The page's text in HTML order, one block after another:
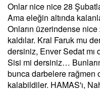
Onlar nice nice 28
Ama eleğin altında
Onların üzerindense
kaldılar. Kral Faruk mu
dersiniz, Enver Sedat
Sisi mi dersiniz…
bunca darbelere rağmen
kalabildiler. HAMAS'ı,